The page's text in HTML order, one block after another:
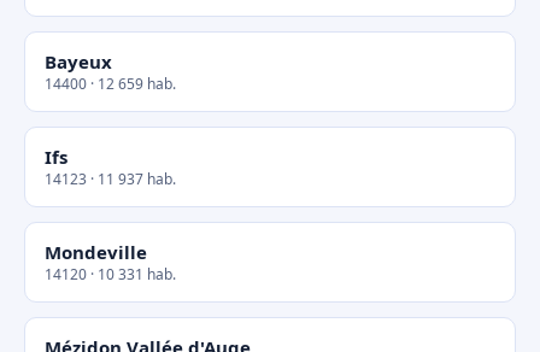
Bayeux
14400 · 12 659 hab.
Ifs
14123 · 11 937 hab.
Mondeville
14120 · 10 331 hab.
Mézidon Vallée d'Auge